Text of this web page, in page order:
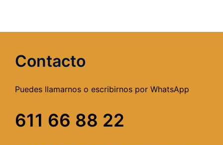
Contacto
Puedes llamarnos o escribirnos por WhatsApp
611 66 88 22